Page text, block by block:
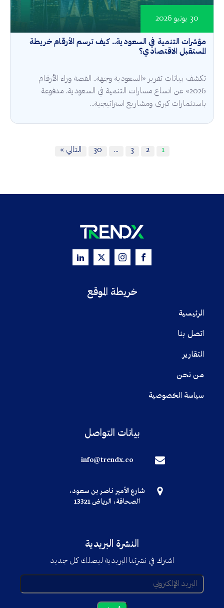
مؤشرات التنمية في السعودية.. كيف ترسم الأرقام خريطة
المستقبل الاقتصادي؟
30 يونيو 2026
تكشف بيانات تقرير «السعودية وجهة.. القصة وراء الأرقام
2026» عن اتساع مسارات التنمية في السعودية، مدفوعة
باستثمارات كبرى ومشاريع استراتيجية...
1
2
3
…
30 التالي »
خريطة الموقع
الرئيسية
اتصل بنا
التقارير
من نحن
سياسة الخصوصية
بيانات التواصل
info@trendx.co
شارع الأمير ناصر بن سعود،
الصحافة، الرياض 13321
النشرة البريدية
اشترك في نشرتنا البريدية ليصلك كل جديد